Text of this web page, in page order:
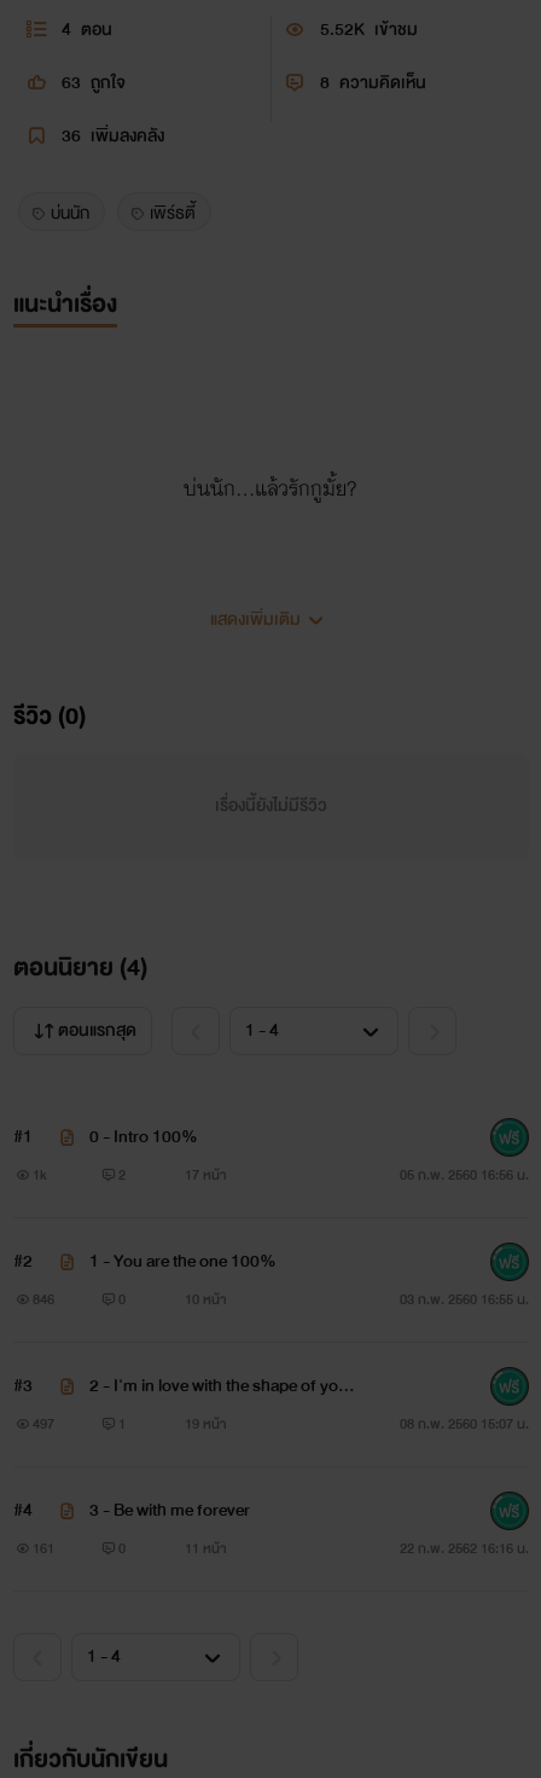
4 ตอน 5.52K เข้าชม
63 ถูกใจ 8 ความคิดเห็น
36 เพิ่มลงคลัง
บ่นนัก เพิร์ธตี้
แนะนำเรื่อง
บ่นนัก...แล้วรักกูมั้ย?
เพิร์ธ
เคยไหมครับ ที่จู่ๆ ก็ตกหลุมรักกับคนที่เดินผ่านและจู่ๆ ก็
เผลอเดินตามเขาไปโดยไม่รู้ตัว มันเป็นอะไรที่ดูบ้ามากสินะ ไม่น่า
เชื่อเลยจริงๆ ว่าผมเคยทำอะไรแบบนั้นไป และไม่น่าเชื่อมากกว่า
ให้ทำยังไงได้ล่ะ ก็มันน่ารักนี่หว่า ผู้ชายบ้าอะไรตัวเล็กอย่างกับ
หมากระเป๋า ตัวนี่บางอย่างกับผู้หญิง หน้าแม่งก็โคตรหวาน มอง
ที่ไม่เคยจีบผู้ชายมาก่อนในชีวิตก็เลยไม่รู้จะเริ่มยังไงดี ผมรู้ว่าสมัย
เป็นผู้ชาย แต่นี่คือมันไม่ใช่แฟนผมไง จะให้ไปเดินตามจีบผู้ชาย
แสดงเพิ่มเติม
รีวิว (0)
เรื่องนี้ยังไม่มีรีวิว
ตอนนิยาย (4)
ตอนแรกสุด
#1 0 - Intro 100%
1k 2 17 หน้า 05 ก.พ. 2560 16:56 น.
#2 1 - You are the one 100%
846 0 10 หน้า 03 ก.พ. 2560 16:55 น.
#3
2 - I'm in love with the shape of you
100%
497 1 19 หน้า 08 ก.พ. 2560 15:07 น.
#4 3 - Be with me forever
161 0 11 หน้า 22 ก.พ. 2562 16:16 น.
เกี่ยวกับนักเขียน